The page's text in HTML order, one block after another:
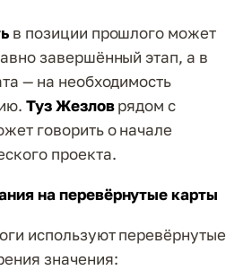
в позиции прошлого может
завершённый этап, а в
— на необходимость
Туз Жезловрядом с
говорить о начале
проекта.
на перевёрнутые карты
используют перевёрнутые
значения: